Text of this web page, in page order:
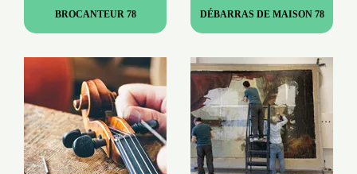
BROCANTEUR 78 DÉBARRAS DE MAISON 78